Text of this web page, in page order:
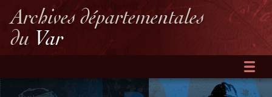
Archives départementales
du Var